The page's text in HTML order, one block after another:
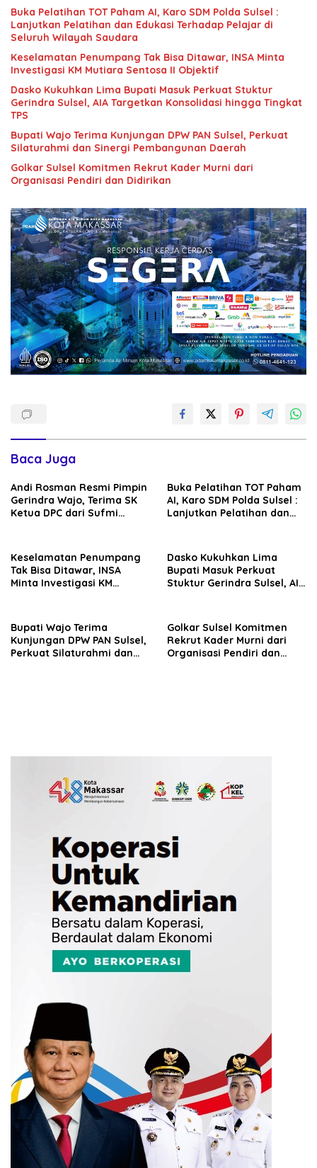
Buka Pelatihan TOT Paham AI, Karo SDM Polda Sulsel :
Lanjutkan Pelatihan dan Edukasi Terhadap Pelajar di
Seluruh Wilayah Saudara
Keselamatan Penumpang Tak Bisa Ditawar, INSA Minta
Investigasi KM Mutiara Sentosa II Objektif
Dasko Kukuhkan Lima Bupati Masuk Perkuat Stuktur
Gerindra Sulsel, AIA Targetkan Konsolidasi hingga Tingkat
TPS
Bupati Wajo Terima Kunjungan DPW PAN Sulsel, Perkuat
Silaturahmi dan Sinergi Pembangunan Daerah
Golkar Sulsel Komitmen Rekrut Kader Murni dari
Organisasi Pendiri dan Didirikan
Baca Juga
Andi Rosman Resmi Pimpin
Gerindra Wajo, Terima SK
Ketua DPC dari Sufmi
Buka Pelatihan TOT Paham
AI, Karo SDM Polda Sulsel :
Lanjutkan Pelatihan dan
Keselamatan Penumpang
Tak Bisa Ditawar, INSA
Minta Investigasi KM
Dasko Kukuhkan Lima
Bupati Masuk Perkuat
Stuktur Gerindra Sulsel, AIA
Bupati Wajo Terima
Kunjungan DPW PAN Sulsel,
Perkuat Silaturahmi dan
Golkar Sulsel Komitmen
Rekrut Kader Murni dari
Organisasi Pendiri dan